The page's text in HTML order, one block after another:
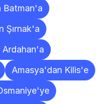
Batman'a
Şırnak'a
Amasya'dan Kilis'e